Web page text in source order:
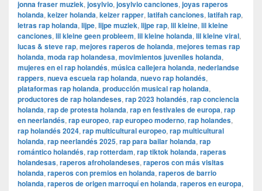
jonna fraser muziek, josylvio, josylvio canciones, joyas raperos
holanda, keizer holanda, keizer rapper, latifah canciones, latifah rap,
letras rap holanda, lijpe, lijpe muziek, lijpe rap, lil kleine, lil kleine
canciones, lil kleine geen probleem, lil kleine holanda, lil kleine viral,
lucas & steve rap, mejores raperos de holanda, mejores temas rap
holanda, moda rap holandesa, movimientos juveniles holanda,
mujeres en el rap holandés, música callejera holanda, nederlandse
rappers, nueva escuela rap holanda, nuevo rap holandés,
plataformas rap holanda, producción musical rap holanda,
productores de rap holandeses, rap 2023 holandés, rap conciencia
holanda, rap de protesta holanda, rap en festivales de europa, rap
en neerlandés, rap europeo, rap europeo moderno, rap holandes,
rap holandés 2024, rap multicultural europeo, rap multicultural
holanda, rap neerlandés 2025, rap para bailar holanda, rap
romántico holandés, rap rotterdam, rap tiktok holanda, raperas
holandesas, raperos afroholandeses, raperos con más visitas
holanda, raperos con premios en holanda, raperos de barrio
holanda, raperos de origen marroquí en holanda, raperos en europa,